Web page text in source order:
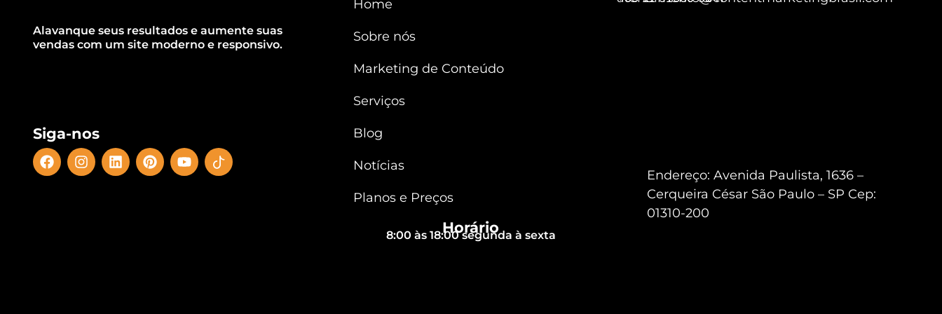
Alavanque seus resultados e aumente suas
vendas com um site moderno e responsivo.
Siga-nos
Home
Sobre nós
Marketing de Conteúdo
Serviços
Blog
Notícias
Planos e Preços
Horário
8:00 às 18:00 segunda à sexta
Endereço: Avenida Paulista, 1636 –
Cerqueira César São Paulo – SP Cep:
01310-200